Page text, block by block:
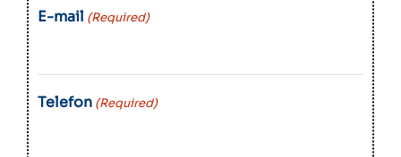
E-mail (Required)
Telefon (Required)